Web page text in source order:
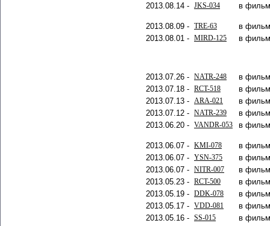
2013.08.14 - JKS-034 в
2013.08.09 - TRE-63
в
2013.08.01 - MIRD-125 в
2013.07.26 - NATR-248
в
2013.07.18 - RCT-518
в
2013.07.13 - ARA-021
в
2013.07.12 - NATR-239
в
2013.06.20 - VANDR-053 в
2013.06.07 - KMI-078
в
2013.06.07 - YSN-375
в
2013.06.07 - NITR-007
в
2013.05.23 - RCT-500
в
2013.05.19 - DDK-078
в
2013.05.17 - VDD-081
в
2013.05.16 - SS-015 в